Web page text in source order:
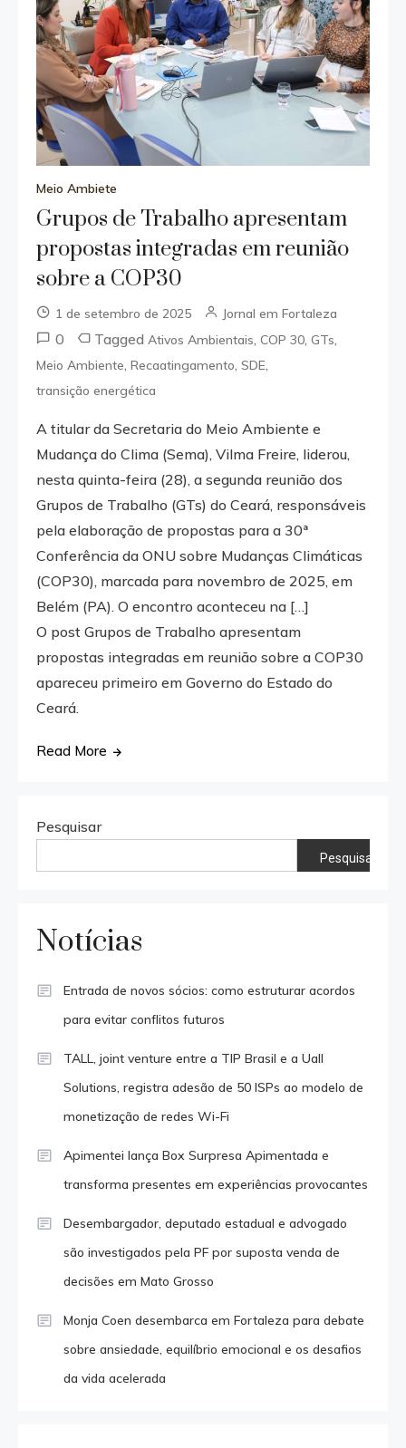
Meio Ambiete
Grupos de Trabalho apresentam
propostas integradas em reunião
sobre a COP30
1 de setembro de 2025 Jornal em Fortaleza
0 Tagged Ativos Ambientais ,COP 30 ,GTs
Meio Ambiente ,Recaatingamento ,SDE
transição energética
A titular da Secretaria do Meio Ambiente e
Mudança do Clima (Sema), Vilma Freire, liderou,
nesta quinta-feira (28), a segunda reunião dos
Grupos de Trabalho (GTs) do Ceará, responsáveis
pela elaboração de propostas para a 30ª
Conferência da ONU sobre Mudanças Climáticas
(COP30), marcada para novembro de 2025, em
Belém (PA). O encontro aconteceu na […]
O post Grupos de Trabalho apresentam
propostas integradas em reunião sobre a COP30
apareceu primeiro em Governo do Estado do
Ceará.
Read More
Pesquisar
Pesquisar
Notícias
Entrada de novos sócios: como estruturar acordos
para evitar conflitos futuros
TALL, joint venture entre a TIP Brasil e a Uall
Solutions, registra adesão de 50 ISPs ao modelo de
monetização de redes Wi-Fi
Apimentei lança Box Surpresa Apimentada e
transforma presentes em experiências provocantes
Desembargador, deputado estadual e advogado
são investigados pela PF por suposta venda de
decisões em Mato Grosso
Monja Coen desembarca em Fortaleza para debate
sobre ansiedade, equilíbrio emocional e os desafios
da vida acelerada